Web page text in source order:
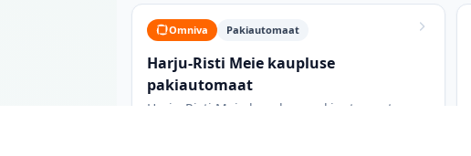
Omniva Pakiautomaat
Harju-Risti Meie kaupluse
pakiautomaat
Harju-Risti Meie kaupluse pakiautomaat